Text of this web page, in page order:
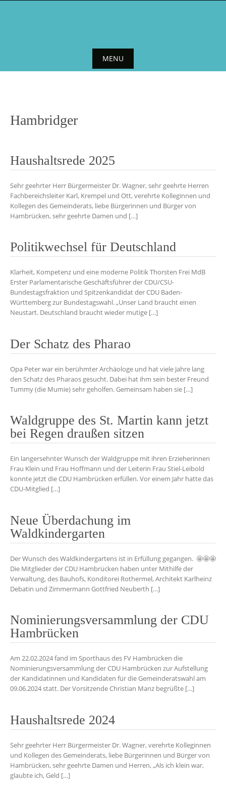
MENU
Hambridger
Haushaltsrede 2025
Sehr geehrter Herr Bürgermeister Dr. Wagner, sehr geehrte Herren
Fachbereichsleiter Karl, Krempel und Ott, verehrte Kolleginnen und
Kollegen des Gemeinderats, liebe Bürgerinnen und Bürger von
Hambrücken, sehr geehrte Damen und […]
Politikwechsel für Deutschland
Klarheit, Kompetenz und eine moderne Politik Thorsten Frei MdB
Erster Parlamentarische Geschäftsführer der CDU/CSU-
Bundestagsfraktion und Spitzenkandidat der CDU Baden-
Württemberg zur Bundestagswahl. „Unser Land braucht einen
Neustart. Deutschland braucht wieder mutige […]
Der Schatz des Pharao
Opa Peter war ein berühmter Archäologe und hat viele Jahre lang
den Schatz des Pharaos gesucht. Dabei hat ihm sein bester Freund
Tummy (die Mumie) sehr geholfen. Gemeinsam haben sie […]
Waldgruppe des St. Martin kann jetzt
bei Regen draußen sitzen
Ein langersehnter Wunsch der Waldgruppe mit ihren Erzieherinnen
Frau Klein und Frau Hoffmann und der Leiterin Frau Stiel-Leibold
konnte jetzt die CDU Hambrücken erfüllen. Vor einem Jahr hatte das
CDU-Mitglied […]
Neue Überdachung im
Waldkindergarten
Der Wunsch des Waldkindergartens ist in Erfüllung gegangen. 🤩🤩🤩
Die Mitglieder der CDU Hambrücken haben unter Mithilfe der
Verwaltung, des Bauhofs, Konditorei Rothermel, Architekt Karlheinz
Debatin und Zimmermann Gottfried Neuberth […]
Nominierungsversammlung der CDU
Hambrücken
Am 22.02.2024 fand im Sporthaus des FV Hambrücken die
Nominierungsversammlung der CDU Hambrücken zur Aufstellung
der Kandidatinnen und Kandidaten für die Gemeinderatswahl am
09.06.2024 statt. Der Vorsitzende Christian Manz begrüßte […]
Haushaltsrede 2024
Sehr geehrter Herr Bürgermeister Dr. Wagner, verehrte Kolleginnen
und Kollegen des Gemeinderats, liebe Bürgerinnen und Bürger von
Hambrücken, sehr geehrte Damen und Herren, „Als ich klein war,
glaubte ich, Geld […]